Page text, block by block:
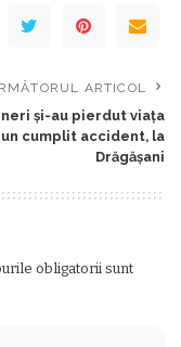
ARTICOL
și-au pierdut viața
cumplit accident, la
Drăgășani
obligatorii sunt